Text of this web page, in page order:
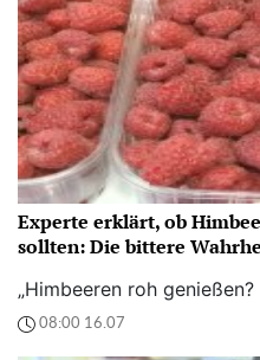
Experte erklärt, ob
sollten: Die bittere
„Himbeeren roh genießen?
08:00 16.07